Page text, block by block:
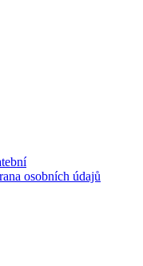
osobních údajů